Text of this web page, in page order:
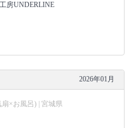
房UNDERLINE
2026年01月
×お風呂) | 宮城県